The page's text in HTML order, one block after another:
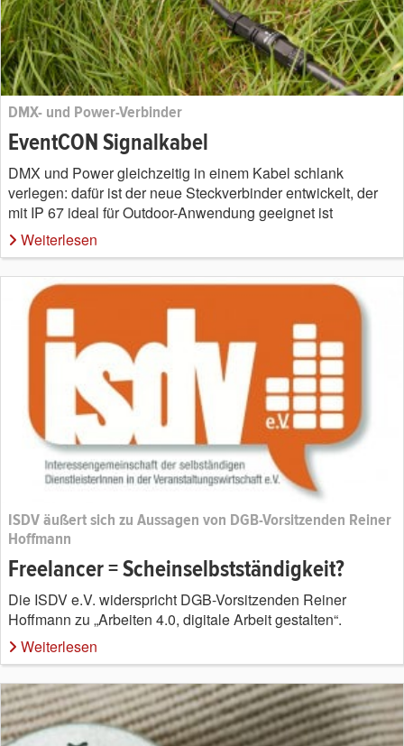
DMX- und Power-Verbinder
EventCON Signalkabel
DMX und Power gleichzeitig in einem Kabel schlank
verlegen: dafür ist der neue Steckverbinder entwickelt, der
mit IP 67 ideal für Outdoor-Anwendung geeignet ist
Weiterlesen
ISDV äußert sich zu Aussagen von DGB-Vorsitzenden Reiner
Hoffmann
Freelancer = Scheinselbstständigkeit?
Die ISDV e.V. widerspricht DGB-Vorsitzenden Reiner
Hoffmann zu „Arbeiten 4.0, digitale Arbeit gestalten“.
Weiterlesen